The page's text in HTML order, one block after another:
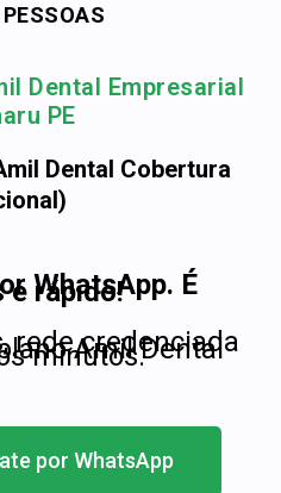
Dental Empresarial
PE
Dental Cobertura
WhatsApp. É
e rápido!
rede credenciada
Amil Dental
minutos.
por WhatsApp